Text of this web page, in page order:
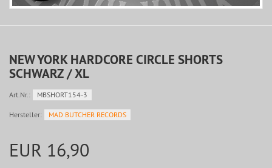
NEW YORK HARDCORE CIRCLE SHORTS
SCHWARZ / XL
Art.Nr.: MBSHORT154-3
Hersteller: MAD BUTCHER RECORDS
EUR 16,90